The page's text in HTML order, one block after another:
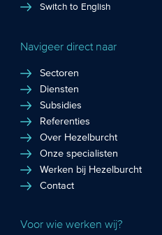
Switch to English
Navigeer direct naar
Sectoren
Diensten
Subsidies
Referenties
Over Hezelburcht
Onze specialisten
Werken bij Hezelburcht
Contact
Voor wie werken wij?